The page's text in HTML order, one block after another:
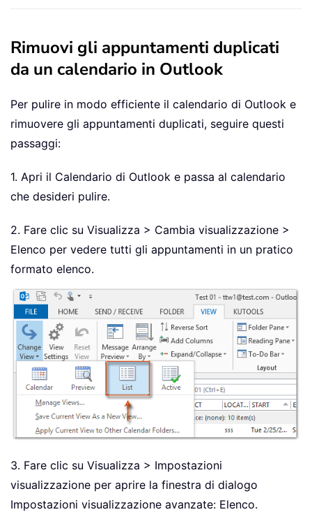
Rimuovi gli appuntamenti duplicati
da un calendario in Outlook
Per pulire in modo efficiente il calendario di Outlook e
rimuovere gli appuntamenti duplicati, seguire questi
passaggi:
1. Apri il Calendario di Outlook e passa al calendario
che desideri pulire.
2. Fare clic su Visualizza > Cambia visualizzazione >
Elenco per vedere tutti gli appuntamenti in un pratico
formato elenco.
3. Fare clic su Visualizza > Impostazioni
visualizzazione per aprire la finestra di dialogo
Impostazioni visualizzazione avanzate: Elenco.